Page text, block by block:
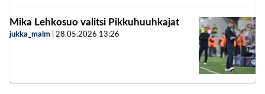
Mika Lehkosuo valitsi Pikkuhuuhkajat
jukka_malm 28.05.2026 13:26